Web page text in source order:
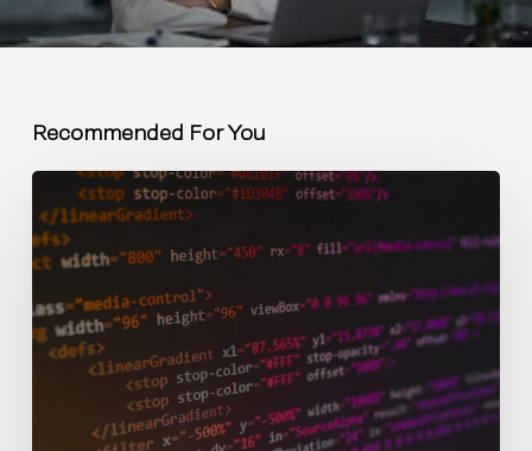
Recommended For You